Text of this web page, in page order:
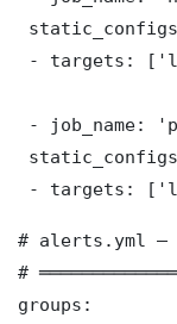
- targets:
- job_name:
- targets:
# alerts.yml —
#
groups: